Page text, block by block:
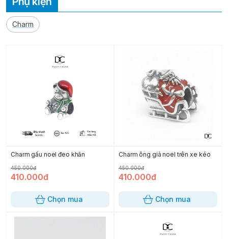
Charm
Charm gấu noel đeo khăn
450.000đ
410.000đ
Chọn mua
Charm ông già noel trên xe kéo
450.000đ
410.000đ
Chọn mua